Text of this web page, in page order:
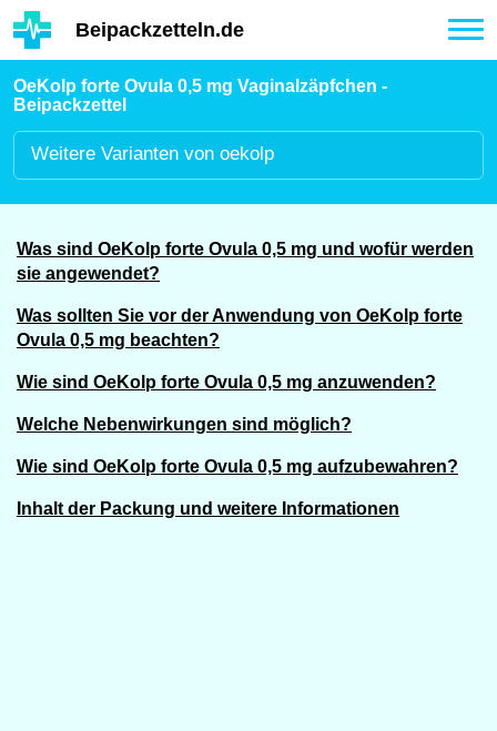
Hauptinhalt
Beipackzetteln.de
OeKolp forte Ovula 0,5 mg Vaginalzäpfchen -
Beipackzettel
Weitere Varianten von oekolp
Was sind OeKolp forte Ovula 0,5 mg und wofür werden
sie angewendet?
Was sollten Sie vor der Anwendung von OeKolp forte
Ovula 0,5 mg beachten?
Wie sind OeKolp forte Ovula 0,5 mg anzuwenden?
Welche Nebenwirkungen sind möglich?
Wie sind OeKolp forte Ovula 0,5 mg aufzubewahren?
Inhalt der Packung und weitere Informationen